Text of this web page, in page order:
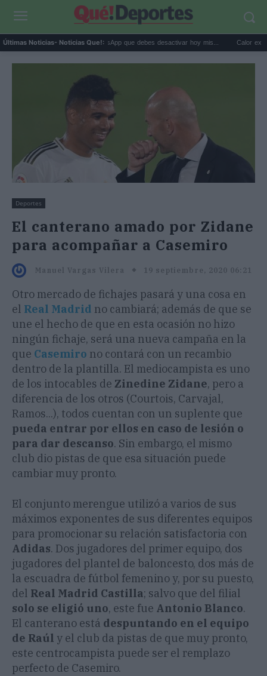
Últimas Noticias- Noticias Que!:
La opción de WhatsApp que debes desactivar hoy mis... Calor extremo y
Deportes
El canterano amado por Zidane
para acompañar a Casemiro
Manuel Vargas Vilera 19 septiembre, 2020 06:21
Otro mercado de fichajes pasará y una cosa en
el Real Madrid no cambiará; además de que se
une el hecho de que en esta ocasión no hizo
ningún fichaje, será una nueva campaña en la
que Casemiro no contará con un recambio
dentro de la plantilla. El mediocampista es uno
de los intocables de Zinedine Zidane, pero a
diferencia de los otros (Courtois, Carvajal,
Ramos...), todos cuentan con un suplente que
pueda entrar por ellos en caso de lesión o
para dar descanso. Sin embargo, el mismo
club dio pistas de que esa situación puede
cambiar muy pronto.
El conjunto merengue utilizó a varios de sus
máximos exponentes de sus diferentes equipos
para promocionar su relación satisfactoria con
Adidas. Dos jugadores del primer equipo, dos
jugadores del plantel de baloncesto, dos más de
la escuadra de fútbol femenino y, por su puesto,
del Real Madrid Castilla; salvo que del filial
solo se eligió uno, este fue Antonio Blanco.
El canterano está despuntando en el equipo
de Raúl y el club da pistas de que muy pronto,
este centrocampista puede ser el remplazo
perfecto de Casemiro.